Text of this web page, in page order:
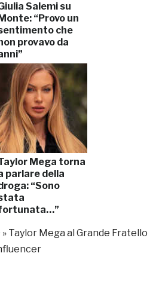
Salemi su
Monte: “Provo un
che
provavo da
Mega torna
parlare della
“Sono
» Taylor Mega al Grande Fratello